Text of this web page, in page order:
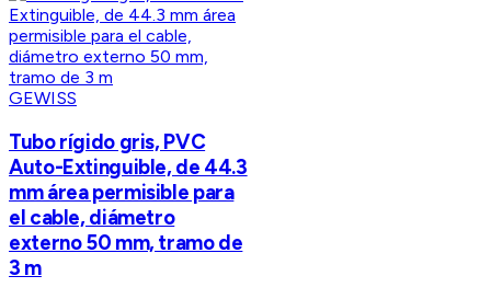
GEWISS
Tubo rígido gris, PVC
Auto-Extinguible, de 44.3
mm área permisible para
el cable, diámetro
externo 50 mm, tramo de
3 m